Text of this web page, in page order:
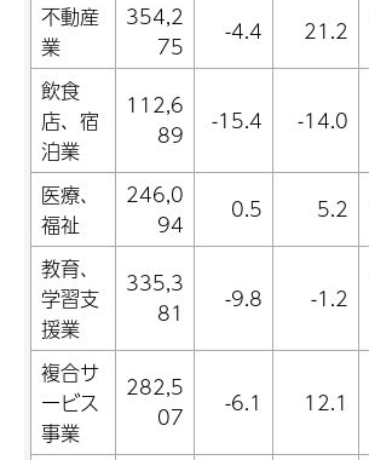
不動産
業
354,2
75
-4.4 21.2
飲食
店、宿
泊業
112,6
89
-15.4 -14.0
医療、
福祉
246,0
94
0.5 5.2
教育、
学習支
援業
335,3
81
-9.8 -1.2
複合サ
ービス
事業
282,5
07
-6.1 12.1